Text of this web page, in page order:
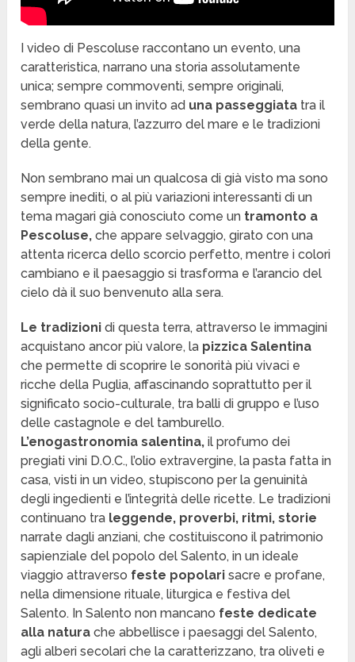
I video di Pescoluse raccontano un evento, una
caratteristica, narrano una storia assolutamente
unica; sempre commoventi, sempre originali,
sembrano quasi un invito ad una passeggiata tra il
verde della natura, l’azzurro del mare e le tradizioni
della gente.
Non sembrano mai un qualcosa di già visto ma sono
sempre inediti, o al più variazioni interessanti di un
tema magari già conosciuto come un tramonto a
Pescoluse, che appare selvaggio, girato con una
attenta ricerca dello scorcio perfetto, mentre i colori
cambiano e il paesaggio si trasforma e l’arancio del
cielo dà il suo benvenuto alla sera.
Le tradizioni di questa terra, attraverso le immagini
acquistano ancor più valore, la pizzica Salentina
che permette di scoprire le sonorità più vivaci e
ricche della Puglia, affascinando soprattutto per il
significato socio-culturale, tra balli di gruppo e l’uso
delle castagnole e del tamburello.
L’enogastronomia salentina, il profumo dei
pregiati vini D.O.C., l’olio extravergine, la pasta fatta in
casa, visti in un video, stupiscono per la genuinità
degli ingedienti e l’integrità delle ricette. Le tradizioni
continuano tra leggende, proverbi, ritmi, storie
narrate dagli anziani, che costituiscono il patrimonio
sapienziale del popolo del Salento, in un ideale
viaggio attraverso feste popolari sacre e profane,
nella dimensione rituale, liturgica e festiva del
Salento. In Salento non mancano feste dedicate
alla naturache abbellisce i paesaggi del Salento,
agli alberi secolari che la caratterizzano, tra oliveti e